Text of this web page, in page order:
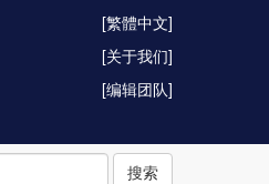
[繁體中文]
[关于我们]
[编辑团队]
搜索